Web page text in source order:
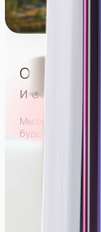
и большого
Мы организуем
будете работать
с другими
трансляции
больше
Менеджеры
с вами как в